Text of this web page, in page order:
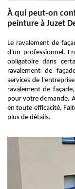
À qui peut-on
peinture à Juzet
Le ravalement de
d'un professionnel.
obligatoire dans
ravalement de
services de
ravalement de
pour votre demande.
en toute efficacité.
plus de détails.